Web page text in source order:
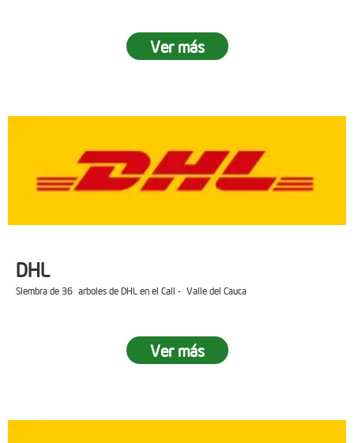
Ver más
DHL
Siembra de 36 arboles de DHL en el Cali - Valle del Cauca
Ver más